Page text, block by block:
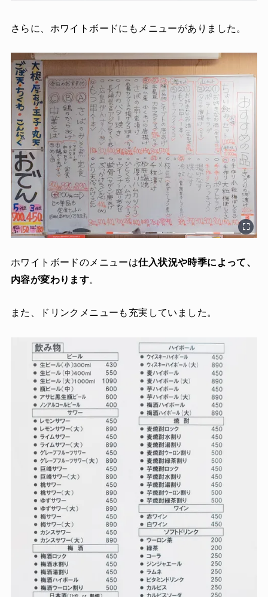
さらに、ホワイトボードにもメニューがありました。
ホワイトボードのメニューは仕入状況や時季によって、
内容が変わります。
また、ドリンクメニューも充実していました。